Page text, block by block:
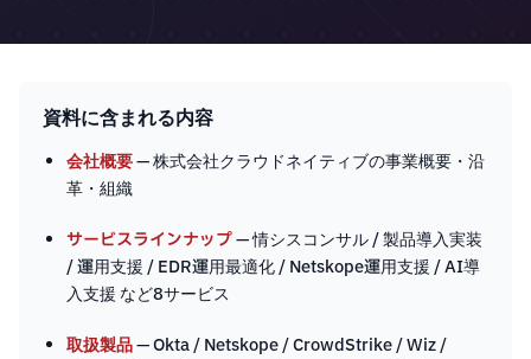
資料に含まれる内容
会社概要— 株式会社クラウドネイティブの事業概要・沿
革・組織
サービスラインナップ— 情シスコンサル / 製品導入実装
/ 運用支援 / EDR運用最適化 / Netskope運用支援 / AI導
入支援 など8サービス
取扱製品— Okta / Netskope / CrowdStrike / Wiz /